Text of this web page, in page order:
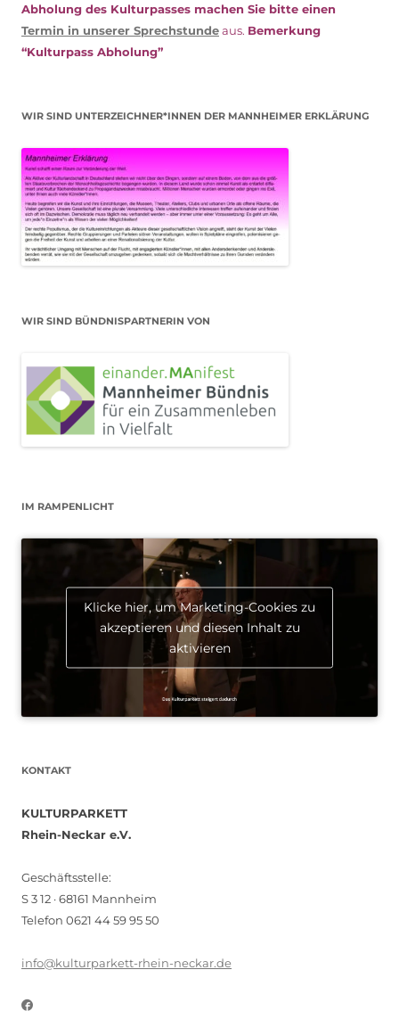
Abholung des Kulturpasses machen Sie bitte einen
Termin in unserer Sprechstundeaus. Bemerkung
“Kulturpass Abholung”
WIR SIND UNTERZEICHNER*INNEN DER MANNHEIMER ERKLÄRUNG
WIR SIND BÜNDNISPARTNERIN VON
IM RAMPENLICHT
Klicke hier, um Marketing-Cookies zu
akzeptieren und diesen Inhalt zu
aktivieren
KONTAKT
KULTURPARKETT
Rhein-Neckar e.V.
Geschäftsstelle:
S 3 12 · 68161 Mannheim
Telefon 0621 44 59 95 50
info@kulturparkett-rhein-neckar.de